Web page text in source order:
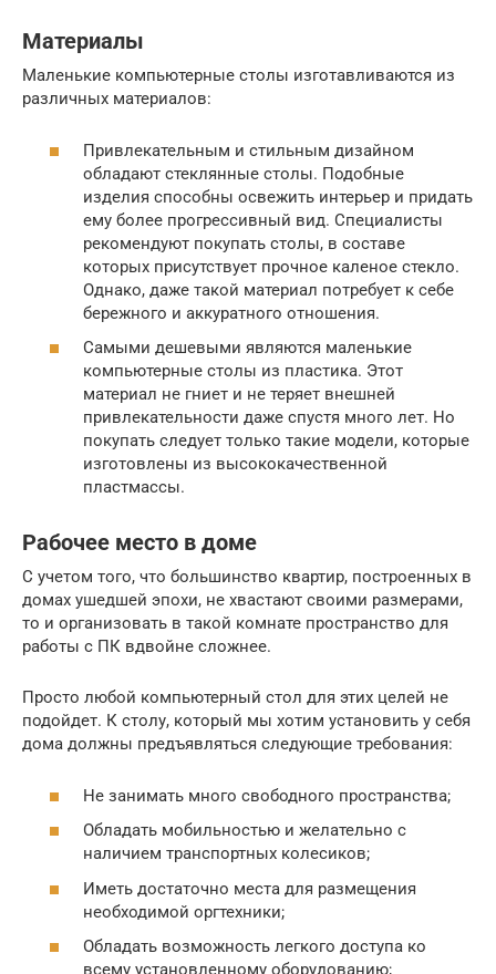
Материалы
Маленькие компьютерные столы изготавливаются из
различных материалов:
Привлекательным и стильным дизайном
обладают стеклянные столы. Подобные
изделия способны освежить интерьер и придать
ему более прогрессивный вид. Специалисты
рекомендуют покупать столы, в составе
которых присутствует прочное каленое стекло.
Однако, даже такой материал потребует к себе
бережного и аккуратного отношения.
Самыми дешевыми являются маленькие
компьютерные столы из пластика. Этот
материал не гниет и не теряет внешней
привлекательности даже спустя много лет. Но
покупать следует только такие модели, которые
изготовлены из высококачественной
пластмассы.
Рабочее место в доме
С учетом того, что большинство квартир, построенных в
домах ушедшей эпохи, не хвастают своими размерами,
то и организовать в такой комнате пространство для
работы с ПК вдвойне сложнее.
Просто любой компьютерный стол для этих целей не
подойдет. К столу, который мы хотим установить у себя
дома должны предъявляться следующие требования:
Не занимать много свободного пространства;
Обладать мобильностью и желательно с
наличием транспортных колесиков;
Иметь достаточно места для размещения
необходимой оргтехники;
Обладать возможность легкого доступа ко
всему установленному оборудованию;